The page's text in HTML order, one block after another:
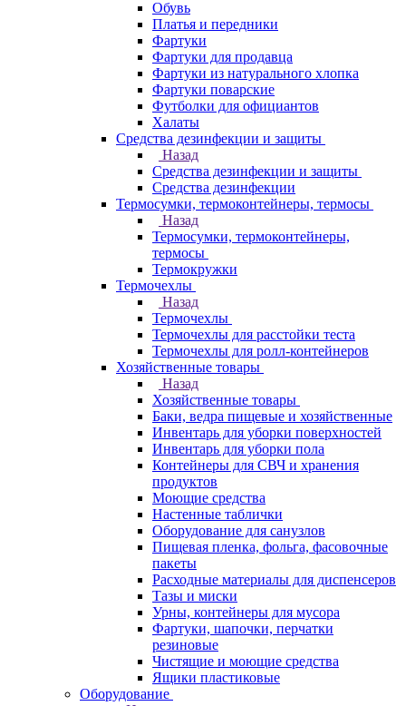
Обувь
Платья и передники
Фартуки
Фартуки для продавца
Фартуки из натурального хлопка
Фартуки поварские
Футболки для официантов
Халаты
Средства дезинфекции и защиты
Назад
Средства дезинфекции и защиты
Средства дезинфекции
Термосумки, термоконтейнеры, термосы
Назад
Термосумки, термоконтейнеры,
термосы
Термокружки
Термочехлы
Назад
Термочехлы
Термочехлы для расстойки теста
Термочехлы для ролл-контейнеров
Хозяйственные товары
Назад
Хозяйственные товары
Баки, ведра пищевые и хозяйственные
Инвентарь для уборки поверхностей
Инвентарь для уборки пола
Контейнеры для СВЧ и хранения
продуктов
Моющие средства
Настенные таблички
Оборудование для санузлов
Пищевая пленка, фольга, фасовочные
пакеты
Расходные материалы для диспенсеров
Тазы и миски
Урны, контейнеры для мусора
Фартуки, шапочки, перчатки
резиновые
Чистящие и моющие средства
Ящики пластиковые
Оборудование